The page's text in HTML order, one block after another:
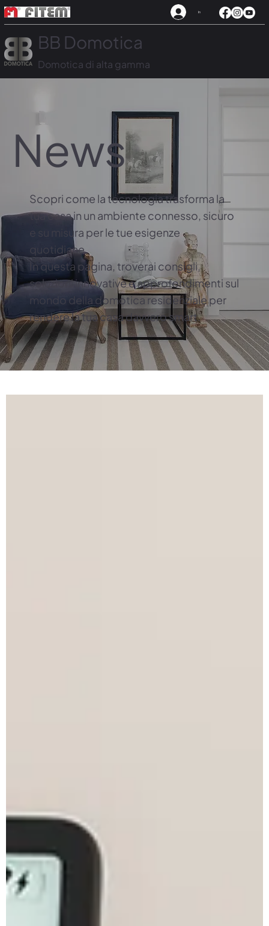
In
BB Domotica
Domotica di alta gamma
News
Scopri come la tecnologia trasforma la
tua casa in un ambiente connesso, sicuro
e su misura per le tue esigenze
quotidiane.
In questa pagina, troverai consigli,
soluzioni innovative e approfondimenti sul
mondo della domotica residenziale per
rendere la tua casa davvero smart.